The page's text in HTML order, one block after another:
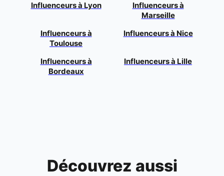
Influenceurs à Lyon
Influenceurs à
Marseille
Influenceurs à
Toulouse
Influenceurs à Nice
Influenceurs à
Bordeaux
Influenceurs à Lille
Découvrez aussi